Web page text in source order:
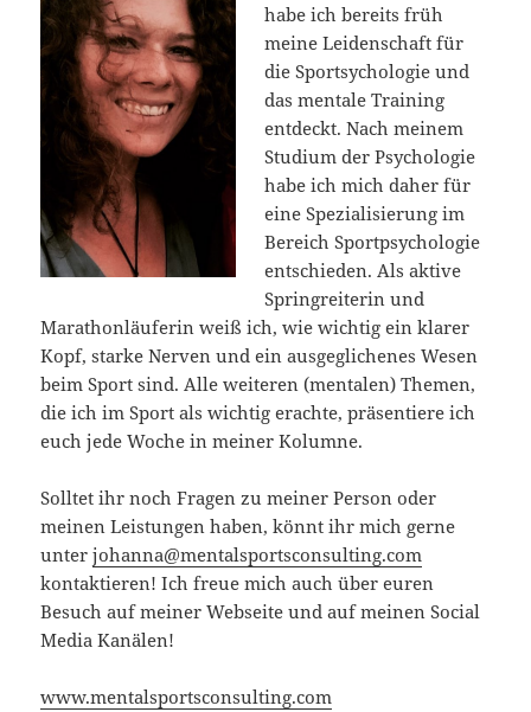
habe ich bereits früh
meine Leidenschaft für
die Sportsychologie und
das mentale Training
entdeckt. Nach meinem
Studium der Psychologie
habe ich mich daher für
eine Spezialisierung im
Bereich Sportpsychologie
entschieden. Als aktive
Springreiterin und
Marathonläuferin weiß ich, wie wichtig ein klarer
Kopf, starke Nerven und ein ausgeglichenes Wesen
beim Sport sind. Alle weiteren (mentalen) Themen,
die ich im Sport als wichtig erachte, präsentiere ich
euch jede Woche in meiner Kolumne.
Solltet ihr noch Fragen zu meiner Person oder
meinen Leistungen haben, könnt ihr mich gerne
unterjohanna@mentalsportsconsulting.com
kontaktieren! Ich freue mich auch über euren
Besuch auf meiner Webseite und auf meinen Social
Media Kanälen!
www.mentalsportsconsulting.com